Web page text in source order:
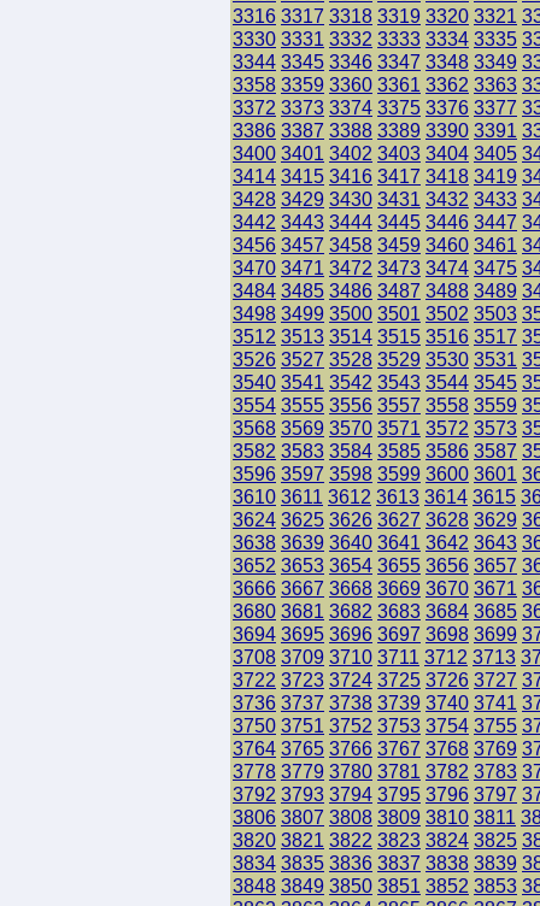
3316 3317 3318 3319 3320 3321
3330 3331 3332 3333 3334 3335
3344 3345 3346 3347 3348 3349
3358 3359 3360 3361 3362 3363
3372 3373 3374 3375 3376 3377
3386 3387 3388 3389 3390 3391
3400 3401 3402 3403 3404 3405
3414 3415 3416 3417 3418 3419
3428 3429 3430 3431 3432 3433
3442 3443 3444 3445 3446 3447
3456 3457 3458 3459 3460 3461
3470 3471 3472 3473 3474 3475
3484 3485 3486 3487 3488 3489
3498 3499 3500 3501 3502 3503
3512 3513 3514 3515 3516 3517
3526 3527 3528 3529 3530 3531
3540 3541 3542 3543 3544 3545
3554 3555 3556 3557 3558 3559
3568 3569 3570 3571 3572 3573
3582 3583 3584 3585 3586 3587
3596 3597 3598 3599 3600 3601
3610 3611 3612 3613 3614 3615
3624 3625 3626 3627 3628 3629
3638 3639 3640 3641 3642 3643
3652 3653 3654 3655 3656 3657
3666 3667 3668 3669 3670 3671
3680 3681 3682 3683 3684 3685
3694 3695 3696 3697 3698 3699
3708 3709 3710 3711 3712 3713
3722 3723 3724 3725 3726 3727
3736 3737 3738 3739 3740 3741
3750 3751 3752 3753 3754 3755
3764 3765 3766 3767 3768 3769
3778 3779 3780 3781 3782 3783
3792 3793 3794 3795 3796 3797
3806 3807 3808 3809 3810 3811
3820 3821 3822 3823 3824 3825
3834 3835 3836 3837 3838 3839
3848 3849 3850 3851 3852 3853